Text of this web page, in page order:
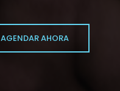
AGENDAR AHORA